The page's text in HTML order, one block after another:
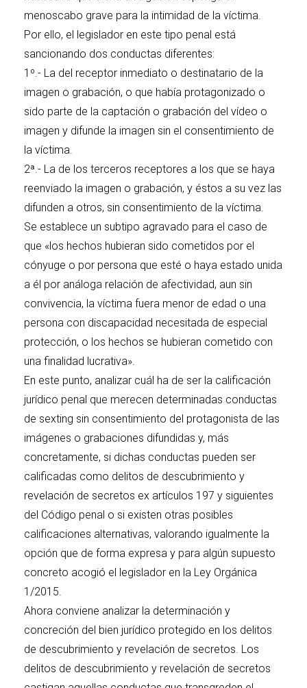
menoscabo grave para la intimidad de la víctima.
Por ello, el legislador en este tipo penal está
sancionando dos conductas diferentes:
1º.- La del receptor inmediato o destinatario de la
imagen o grabación, o que había protagonizado o
sido parte de la captación o grabación del vídeo o
imagen y difunde la imagen sin el consentimiento de
la víctima.
2ª.- La de los terceros receptores a los que se haya
reenviado la imagen o grabación, y éstos a su vez las
difunden a otros, sin consentimiento de la víctima.
Se establece un subtipo agravado para el caso de
que «los hechos hubieran sido cometidos por el
cónyuge o por persona que esté o haya estado unida
a él por análoga relación de afectividad, aun sin
convivencia, la víctima fuera menor de edad o una
persona con discapacidad necesitada de especial
protección, o los hechos se hubieran cometido con
una finalidad lucrativa».
En este punto, analizar cuál ha de ser la calificación
jurídico penal que merecen determinadas conductas
de sexting sin consentimiento del protagonista de las
imágenes o grabaciones difundidas y, más
concretamente, si dichas conductas pueden ser
calificadas como delitos de descubrimiento y
revelación de secretos ex artículos 197 y siguientes
del Código penal o si existen otras posibles
calificaciones alternativas, valorando igualmente la
opción que de forma expresa y para algún supuesto
concreto acogió el legislador en la Ley Orgánica
1/2015.
Ahora conviene analizar la determinación y
concreción del bien jurídico protegido en los delitos
de descubrimiento y revelación de secretos. Los
delitos de descubrimiento y revelación de secretos